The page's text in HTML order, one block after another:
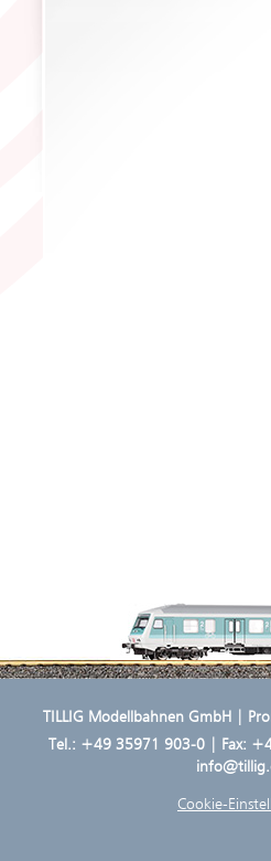
TILLIG Modellbahnen GmbH |
Tel.: +49 35971 903-0| Fax:
Cookie-